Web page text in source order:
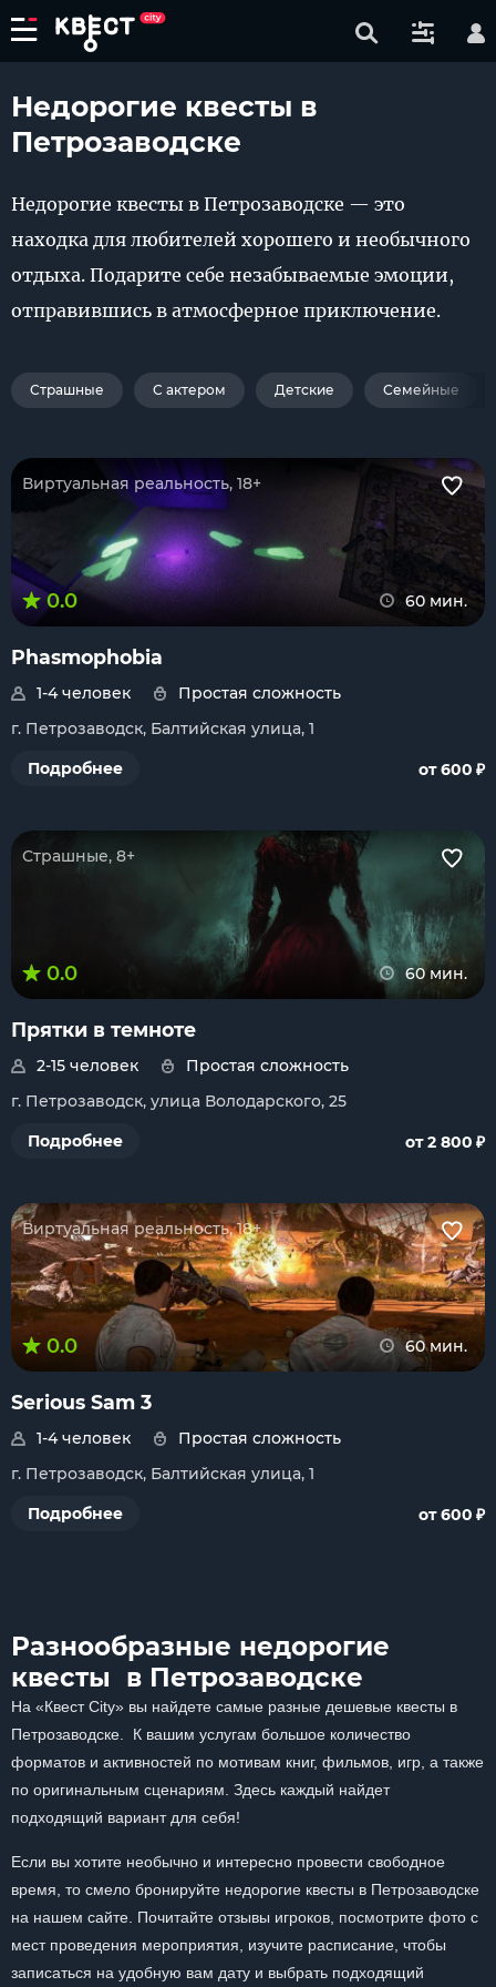
Недорогие квесты в
Петрозаводске
Недорогие квесты в Петрозаводске — это
находка для любителей хорошего и необычного
отдыха. Подарите себе незабываемые эмоции,
отправившись в атмосферное приключение.
Страшные С актером Детские Семейные
Виртуальная реальность, 18+
0.0 60 мин.
Phasmophobia
1-4 человек
Простая сложность
г. Петрозаводск, Балтийская улица, 1
Подробнее
от 600 ₽
Страшные, 8+
0.0 60 мин.
Прятки в темноте
2-15 человек
Простая сложность
г. Петрозаводск, улица Володарского, 25
Подробнее
от 2 800 ₽
Виртуальная реальность, 18+
0.0 60 мин.
Serious Sam 3
1-4 человек
Простая сложность
г. Петрозаводск, Балтийская улица, 1
Подробнее
от 600 ₽
Разнообразные недорогие
квесты в Петрозаводске
На «Квест City» вы найдете самые разные дешевые квесты в
Петрозаводске. К вашим услугам большое количество
форматов и активностей по мотивам книг, фильмов, игр, а также
по оригинальным сценариям. Здесь каждый найдет
подходящий вариант для себя!
Если вы хотите необычно и интересно провести свободное
время, то смело бронируйте недорогие квесты в Петрозаводске
на нашем сайте. Почитайте отзывы игроков, посмотрите фото с
мест проведения мероприятия, изучите расписание, чтобы
записаться на удобную вам дату и выбрать подходящий